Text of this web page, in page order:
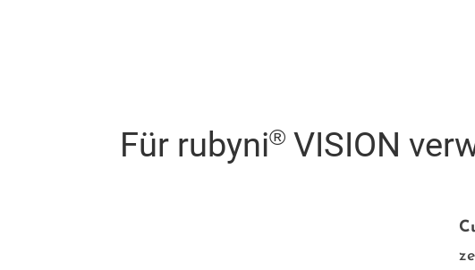
Für rubyni® VISION